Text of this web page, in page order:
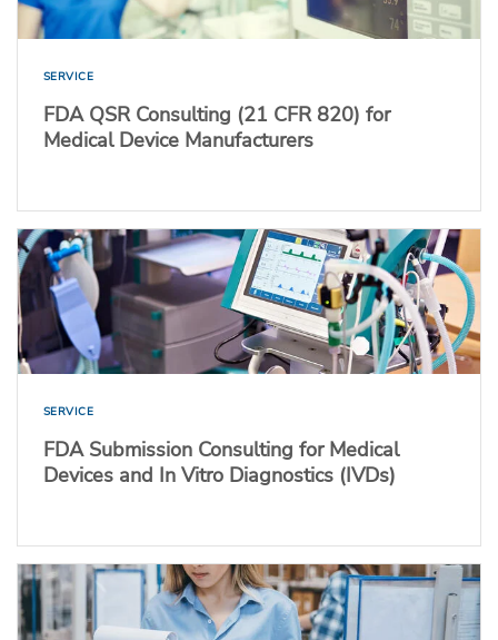
SERVICE
FDA QSR Consulting (21 CFR 820) for
Medical Device Manufacturers
SERVICE
FDA Submission Consulting for Medical
Devices and In Vitro Diagnostics (IVDs)